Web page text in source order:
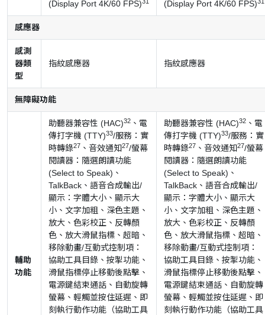
(Display Port 4K/60 FPS) (Display Port 4K/60 FPS)
感應器
感測
器類
型
指紋感應器 指紋感應器
無障礙功能
輔助
功能
助聽器兼容性 (HAC)32 、電
傳打字機 (TTY)33/服務：實
時轉錄27 、音效通知27/螢幕
閱讀器：隨選朗讀功能
(Select to Speak)、
TalkBack、語音合成輸出/
顯示：字體大小、顯示大
小、文字加粗、深色主題、
放大、色彩校正、反轉顏
色、放大滑鼠指標、超暗、
移除動畫/互動式控制項：
協助工具目錄、按掣功能、
滑鼠指標停止移動後點擊、
電源鍵結束通話、自動旋轉
螢幕、輕觸並按住延遲、即
刻執行動作功能（協助工具
助聽器兼容性 (HAC)32 、電
傳打字機 (TTY)33/服務：實
時轉錄27 、音效通知27/螢幕
閱讀器：隨選朗讀功能
(Select to Speak)、
TalkBack、語音合成輸出/
顯示：字體大小、顯示大
小、文字加粗、深色主題、
放大、色彩校正、反轉顏
色、放大滑鼠指標、超暗、
移除動畫/互動式控制項：
協助工具目錄、按掣功能、
滑鼠指標停止移動後點擊、
電源鍵結束通話、自動旋轉
螢幕、輕觸並按住延遲、即
刻執行動作功能（協助工具